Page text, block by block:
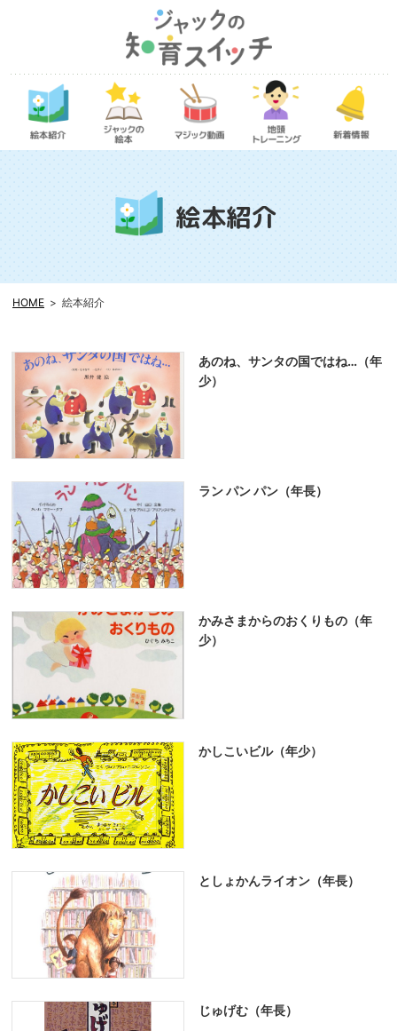
絵本紹介
HOME 絵本紹介
あのね、サンタの国ではね…（年
少）
ラン パン パン（年長）
かみさまからのおくりもの（年
少）
かしこいビル（年少）
としょかんライオン（年長）
じゅげむ（年長）